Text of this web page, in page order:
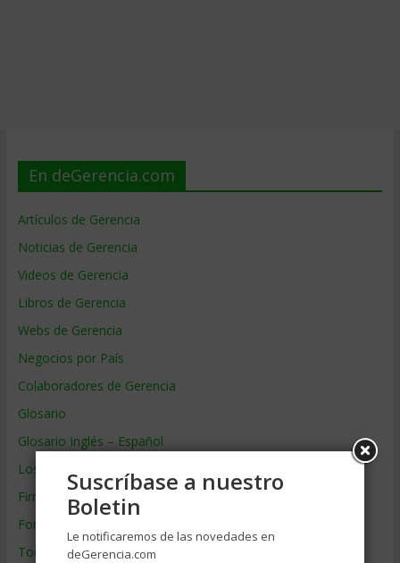
En deGerencia.com
Artículos de Gerencia
Noticias de Gerencia
Videos de Gerencia
Libros de Gerencia
Webs de Gerencia
Negocios por País
Colaboradores de Gerencia
Glosario
Glosario Inglés – Español
Los mejores MBA
Firmas de Gerencia
Formación de Gerencia
Todos los Temas
Suscríbase a nuestro
Boletin
Le notificaremos de las novedades en
deGerencia.com